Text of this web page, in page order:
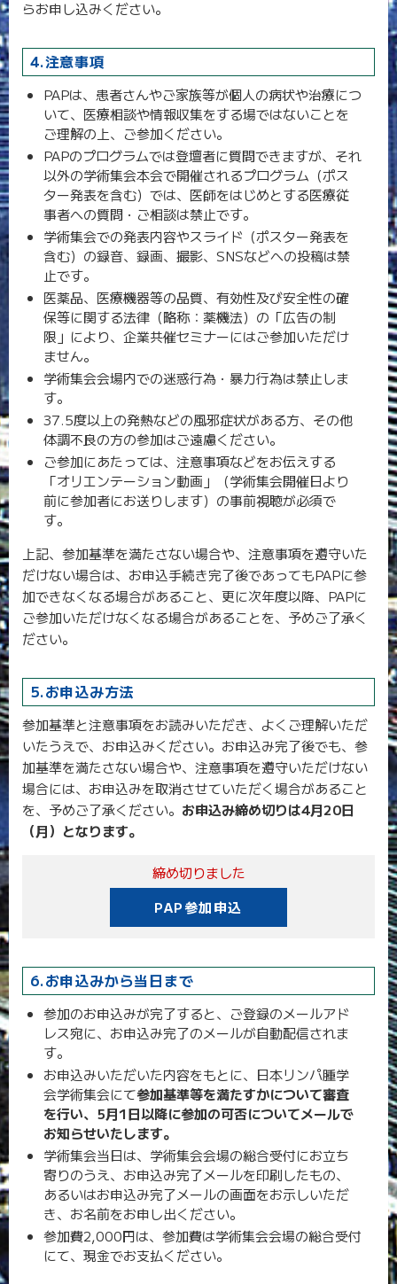
らお申し込みください。
4.注意事項
PAPは、患者さんやご家族等が個人の病状や治療につ
いて、医療相談や情報収集をする場ではないことを
ご理解の上、ご参加ください。
PAPのプログラムでは登壇者に質問できますが、それ
以外の学術集会本会で開催されるプログラム（ポス
ター発表を含む）では、医師をはじめとする医療従
事者への質問・ご相談は禁止です。
学術集会での発表内容やスライド（ポスター発表を
含む）の録音、録画、撮影、SNSなどへの投稿は禁
止です。
医薬品、医療機器等の品質、有効性及び安全性の確
保等に関する法律（略称：薬機法）の「広告の制
限」により、企業共催セミナーにはご参加いただけ
ません。
学術集会会場内での迷惑行為・暴力行為は禁止しま
す。
37.5度以上の発熱などの風邪症状がある方、その他
体調不良の方の参加はご遠慮ください。
ご参加にあたっては、注意事項などをお伝えする
「オリエンテーション動画」（学術集会開催日より
前に参加者にお送りします）の事前視聴が必須で
す。
上記、参加基準を満たさない場合や、注意事項を遵守いた
だけない場合は、お申込手続き完了後であってもPAPに参
加できなくなる場合があること、更に次年度以降、PAPに
ご参加いただけなくなる場合があることを、予めご了承く
ださい。
5.お申込み方法
参加基準と注意事項をお読みいただき、よくご理解いただ
いたうえで、お申込みください。お申込み完了後でも、参
加基準を満たさない場合や、注意事項を遵守いただけない
場合には、お申込みを取消させていただく場合があること
を、予めご了承ください。 お申込み締め切りは4月20日
（月）となります。
締め切りました
PAP参加申込
6.お申込みから当日まで
参加のお申込みが完了すると、ご登録のメールアド
レス宛に、お申込み完了のメールが自動配信されま
す。
お申込みいただいた内容をもとに、日本リンパ腫学
会学術集会にて参加基準等を満たすかについて審査
を行い、5月1日以降に参加の可否についてメールで
お知らせいたします。
学術集会当日は、学術集会会場の総合受付にお立ち
寄りのうえ、お申込み完了メールを印刷したもの、
あるいはお申込み完了メールの画面をお示しいただ
き、お名前をお申し出ください。
参加費2,000円は、参加費は学術集会会場の総合受付
にて、現金でお支払ください。